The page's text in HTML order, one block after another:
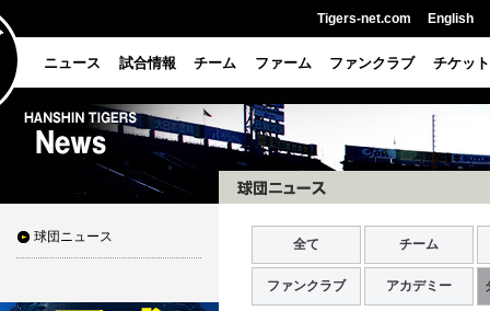
Tigers-net.com English
ニュース 試合情報 チーム ファーム ファンクラブ チケット
球団ニュース 全て チーム
ファンクラブ アカデミー